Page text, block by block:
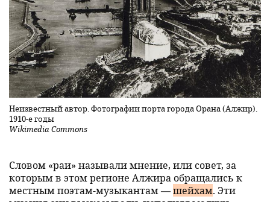
Неизвестный автор. Фотографии порта города Орана (Алжир).
1910-е годы
Wikimedia Commons
Словом «раи» называли мнение, или совет, за
которым в этом регионе Алжира обращались к
местным поэтам-музыкантам —шейхам. Эти